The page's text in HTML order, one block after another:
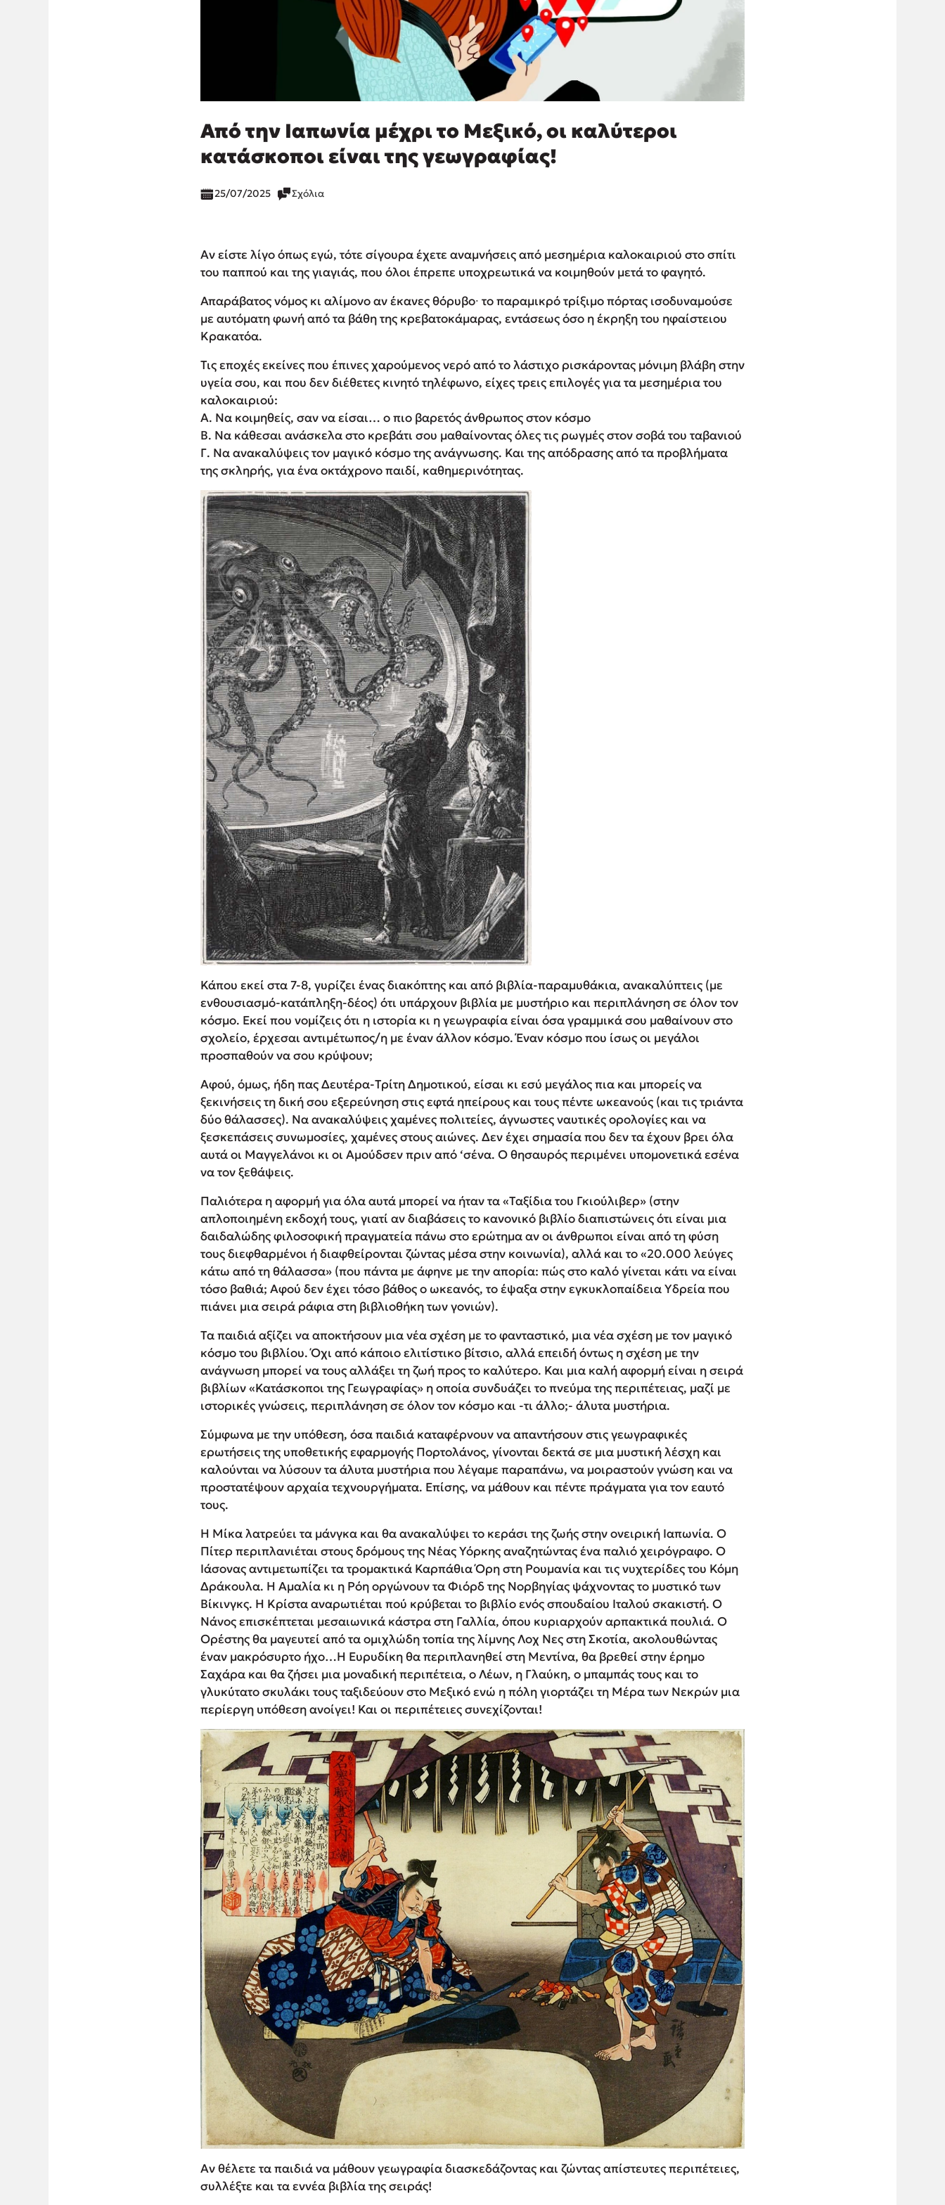
Από την Ιαπωνία μέχρι το Μεξικό, οι καλύτεροι
κατάσκοποι είναι της γεωγραφίας!
25/07/2025 Σχόλια
Αν είστε λίγο όπως εγώ, τότε σίγουρα έχετε αναμνήσεις από μεσημέρια καλοκαιριού στο σπίτι
του παππού και της γιαγιάς, που όλοι έπρεπε υποχρεωτικά να κοιμηθούν μετά το φαγητό.
Απαράβατος νόμος κι αλίμονο αν έκανες θόρυβο∙ το παραμικρό τρίξιμο πόρτας ισοδυναμούσε
με αυτόματη φωνή από τα βάθη της κρεβατοκάμαρας, εντάσεως όσο η έκρηξη του ηφαίστειου
Κρακατόα.
Τις εποχές εκείνες που έπινες χαρούμενος νερό από το λάστιχο ρισκάροντας μόνιμη βλάβη στην
υγεία σου, και που δεν διέθετες κινητό τηλέφωνο, είχες τρεις επιλογές για τα μεσημέρια του
καλοκαιριού:
Α. Να κοιμηθείς, σαν να είσαι… ο πιο βαρετός άνθρωπος στον κόσμο
Β. Να κάθεσαι ανάσκελα στο κρεβάτι σου μαθαίνοντας όλες τις ρωγμές στον σοβά του ταβανιού
Γ. Να ανακαλύψεις τον μαγικό κόσμο της ανάγνωσης. Και της απόδρασης από τα προβλήματα
της σκληρής, για ένα οκτάχρονο παιδί, καθημερινότητας.
Κάπου εκεί στα 7-8, γυρίζει ένας διακόπτης και από βιβλία-παραμυθάκια, ανακαλύπτεις (με
ενθουσιασμό-κατάπληξη-δέος) ότι υπάρχουν βιβλία με μυστήριο και περιπλάνηση σε όλον τον
κόσμο. Εκεί που νομίζεις ότι η ιστορία κι η γεωγραφία είναι όσα γραμμικά σου μαθαίνουν στο
σχολείο, έρχεσαι αντιμέτωπος/η με έναν άλλον κόσμο. Έναν κόσμο που ίσως οι μεγάλοι
προσπαθούν να σου κρύψουν;
Αφού, όμως, ήδη πας Δευτέρα-Τρίτη Δημοτικού, είσαι κι εσύ μεγάλος πια και μπορείς να
ξεκινήσεις τη δική σου εξερεύνηση στις εφτά ηπείρους και τους πέντε ωκεανούς (και τις τριάντα
δύο θάλασσες). Να ανακαλύψεις χαμένες πολιτείες, άγνωστες ναυτικές ορολογίες και να
ξεσκεπάσεις συνωμοσίες, χαμένες στους αιώνες. Δεν έχει σημασία που δεν τα έχουν βρει όλα
αυτά οι Μαγγελάνοι κι οι Αμούδσεν πριν από ‘σένα. Ο θησαυρός περιμένει υπομονετικά εσένα
να τον ξεθάψεις.
Παλιότερα η αφορμή για όλα αυτά μπορεί να ήταν τα «Ταξίδια του Γκιούλιβερ» (στην
απλοποιημένη εκδοχή τους, γιατί αν διαβάσεις το κανονικό βιβλίο διαπιστώνεις ότι είναι μια
δαιδαλώδης φιλοσοφική πραγματεία πάνω στο ερώτημα αν οι άνθρωποι είναι από τη φύση
τους διεφθαρμένοι ή διαφθείρονται ζώντας μέσα στην κοινωνία), αλλά και το «20.000 λεύγες
κάτω από τη θάλασσα» (που πάντα με άφηνε με την απορία: πώς στο καλό γίνεται κάτι να είναι
τόσο βαθιά; Αφού δεν έχει τόσο βάθος ο ωκεανός, το έψαξα στην εγκυκλοπαίδεια Υδρεία που
πιάνει μια σειρά ράφια στη βιβλιοθήκη των γονιών).
Τα παιδιά αξίζει να αποκτήσουν μια νέα σχέση με το φανταστικό, μια νέα σχέση με τον μαγικό
κόσμο του βιβλίου. Όχι από κάποιο ελιτίστικο βίτσιο, αλλά επειδή όντως η σχέση με την
ανάγνωση μπορεί να τους αλλάξει τη ζωή προς το καλύτερο. Και μια καλή αφορμή είναι η σειρά
βιβλίων «Κατάσκοποι της Γεωγραφίας» η οποία συνδυάζει το πνεύμα της περιπέτειας, μαζί με
ιστορικές γνώσεις, περιπλάνηση σε όλον τον κόσμο και -τι άλλο;- άλυτα μυστήρια.
Σύμφωνα με την υπόθεση, όσα παιδιά καταφέρνουν να απαντήσουν στις γεωγραφικές
ερωτήσεις της υποθετικής εφαρμογής Πορτολάνος, γίνονται δεκτά σε μια μυστική λέσχη και
καλούνται να λύσουν τα άλυτα μυστήρια που λέγαμε παραπάνω, να μοιραστούν γνώση και να
προστατέψουν αρχαία τεχνουργήματα. Επίσης, να μάθουν και πέντε πράγματα για τον εαυτό
τους.
Η Μίκα λατρεύει τα μάνγκα και θα ανακαλύψει το κεράσι της ζωής στην ονειρική Ιαπωνία. Ο
Πίτερ περιπλανιέται στους δρόμους της Νέας Υόρκης αναζητώντας ένα παλιό χειρόγραφο. Ο
Ιάσονας αντιμετωπίζει τα τρομακτικά Καρπάθια Όρη στη Ρουμανία και τις νυχτερίδες του Κόμη
Δράκουλα. Η Αμαλία κι η Ρόη οργώνουν τα Φιόρδ της Νορβηγίας ψάχνοντας το μυστικό των
Βίκινγκς. Η Κρίστα αναρωτιέται πού κρύβεται το βιβλίο ενός σπουδαίου Ιταλού σκακιστή. Ο
Νάνος επισκέπτεται μεσαιωνικά κάστρα στη Γαλλία, όπου κυριαρχούν αρπακτικά πουλιά. Ο
Ορέστης θα μαγευτεί από τα ομιχλώδη τοπία της λίμνης Λοχ Νες στη Σκοτία, ακολουθώντας
έναν μακρόσυρτο ήχο…Η Ευρυδίκη θα περιπλανηθεί στη Μεντίνα, θα βρεθεί στην έρημο
Σαχάρα και θα ζήσει μια μοναδική περιπέτεια, ο Λέων, η Γλαύκη, ο μπαμπάς τους και το
γλυκύτατο σκυλάκι τους ταξιδεύουν στο Μεξικό ενώ η πόλη γιορτάζει τη Μέρα των Νεκρών μια
περίεργη υπόθεση ανοίγει! Και οι περιπέτειες συνεχίζονται!
Αν θέλετε τα παιδιά να μάθουν γεωγραφία διασκεδάζοντας και ζώντας απίστευτες περιπέτειες,
συλλέξτε και τα εννέα βιβλία της σειράς!